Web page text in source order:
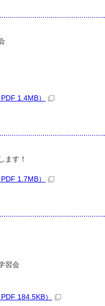
1.4MB）
ます！
1.7MB）
習会
184.5KB）